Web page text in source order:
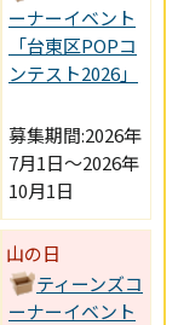
ーナーイベント
「台東区POPコ
ンテスト2026」
募集期間:2026年
7月1日～2026年
10月1日
山の日
ティーンズコ
ーナーイベント